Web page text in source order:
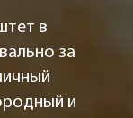
в
за
и